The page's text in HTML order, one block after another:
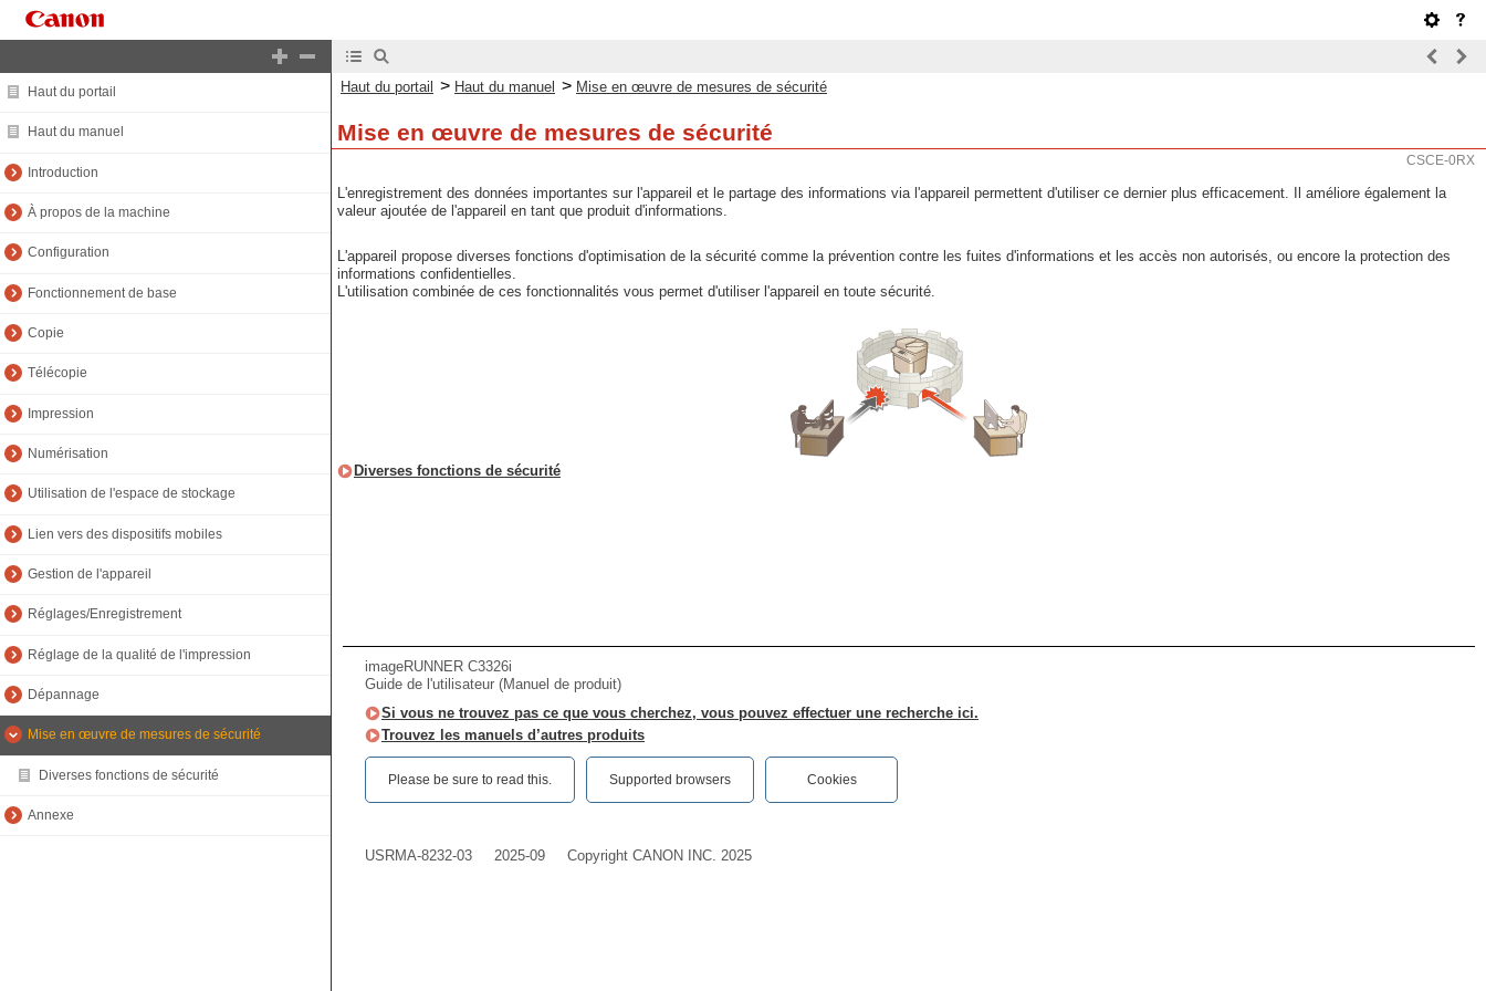
Haut du portail
Haut du manuel
Introduction
À propos de la machine
Configuration
Fonctionnement de base
Copie
Télécopie
Impression
Numérisation
Utilisation de l'espace de stockage
Lien vers des dispositifs mobiles
Gestion de l'appareil
Réglages/Enregistrement
Réglage de la qualité de l'impression
Dépannage
Mise en œuvre de mesures de sécurité
Diverses fonctions de sécurité
Annexe
Haut du portail > Haut du manuel > Mise en œuvre de mesures de sécurité
Mise en œuvre de mesures de sécurité
CSCE-0RX
L'enregistrement des données importantes sur l'appareil et le partage des informations via l'appareil permettent d'utiliser ce dernier plus efficacement. Il améliore également la
valeur ajoutée de l'appareil en tant que produit d'informations.
L'appareil propose diverses fonctions d'optimisation de la sécurité comme la prévention contre les fuites d'informations et les accès non autorisés, ou encore la protection des
informations confidentielles.
L'utilisation combinée de ces fonctionnalités vous permet d'utiliser l'appareil en toute sécurité.
Diverses fonctions de sécurité
imageRUNNER C3326i
Guide de l'utilisateur (Manuel de produit)
Si vous ne trouvez pas ce que vous cherchez, vous pouvez effectuer une recherche ici.
Trouvez les manuels d’autres produits
Please be sure to read this.‎ Supported browsers Cookies
USRMA-8232-03 2025-09 Copyright CANON INC. 2025